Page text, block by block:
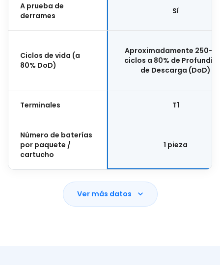
A prueba de
derrames
Sí
Ciclos de vida (a
80% DoD)
Aproximadamente 250-
ciclos a 80% de
de Descarga (DoD)
Terminales T1
Número de baterías
por paquete /
cartucho
1 pieza
Ver más datos